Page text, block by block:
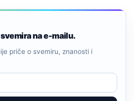
na e-mailu.
priče o svemiru, znanosti i